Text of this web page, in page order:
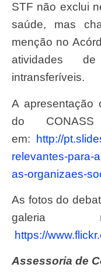
STF não exclui
saúde, mas
menção no
atividades
intransferíveis.
A apresentação completa feita pelo consultor
do
em: http://
relevantes-para-
as-organizaes-
As fotos do debate estão disponíveis na nossa
https://
Assessoria de